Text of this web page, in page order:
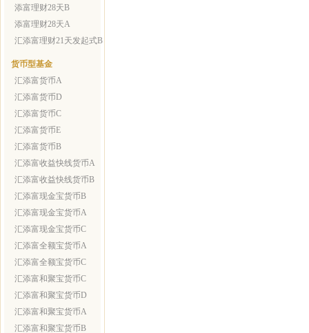
添富理财28天B
添富理财28天A
汇添富理财21天发起式B
货币型基金
汇添富货币A
汇添富货币D
汇添富货币C
汇添富货币E
汇添富货币B
汇添富收益快线货币A
汇添富收益快线货币B
汇添富现金宝货币B
汇添富现金宝货币A
汇添富现金宝货币C
汇添富全额宝货币A
汇添富全额宝货币C
汇添富和聚宝货币C
汇添富和聚宝货币D
汇添富和聚宝货币A
汇添富和聚宝货币B